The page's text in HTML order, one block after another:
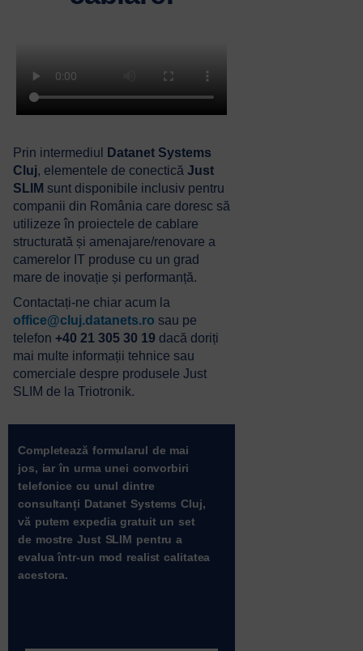
Prin intermediul
Datanet Systems
Cluj, elementele de conectică Just
SLIM sunt disponibile inclusiv pentru
companii din România care doresc să
utilizeze în proiectele de cablare
structurată și amenajare/renovare a
camerelor IT produse cu un grad
mare de inovație și performanță.
Contactați-ne chiar acum la
office@cluj.datanets.ro sau pe
telefon +40 21 305 30 19 dacă doriți
mai multe informații tehnice sau
comerciale despre produsele Just
SLIM de la Triotronik.
Completează formularul de mai
jos, iar în urma unei convorbiri
telefonice cu unul dintre
consultanți Datanet Systems Cluj,
vă putem expedia gratuit un set
de mostre Just SLIM pentru a
evalua într-un mod realist calitatea
acestora.